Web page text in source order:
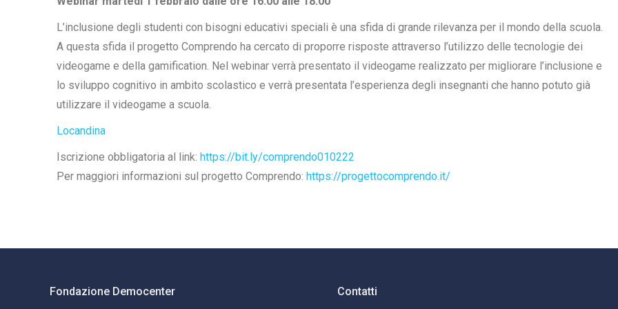
L’inclusione degli studenti con bisogni educativi speciali è una sfida di grande rilevanza per il mondo della scuola.
A questa sfida il progetto Comprendo ha cercato di proporre risposte attraverso l’utilizzo delle tecnologie dei
videogame e della gamification. Nel webinar verrà presentato il videogame realizzato per migliorare l’inclusione e
lo sviluppo cognitivo in ambito scolastico e verrà presentata l’esperienza degli insegnanti che hanno potuto già
utilizzare il videogame a scuola.
Locandina
Iscrizione obbligatoria al link: https://bit.ly/comprendo010222
Per maggiori informazioni sul progetto Comprendo: https://progettocomprendo.it/
Fondazione Democenter Contatti